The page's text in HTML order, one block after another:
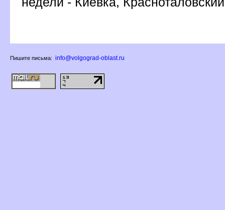
Пишите письма: info@volgograd-oblast.ru